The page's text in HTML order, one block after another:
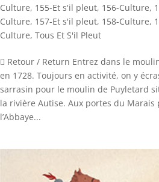
Culture, 155-Et s'il pleut, 156-Culture,
Culture, 157-Et s'il pleut, 158-Culture,
Culture, Tous Et S'il Pleut
 Retour / Return Entrez dans le
en 1728. Toujours en activité, on y
sarrasin pour le moulin de Puyletard
la rivière Autise. Aux portes du Marais
l’Abbaye...